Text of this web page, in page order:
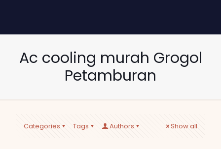
Ac cooling murah Grogol
Petamburan
Categories Tags Authors Show all